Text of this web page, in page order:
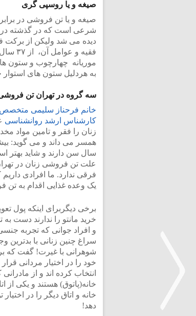
صیغه و یا روسپی گری
صیغه و یا تن فروشی در
شرعی است که در گذشته در
دیده می شد ولیکن از برکت
موریانه چهارچوب و ستون
به هردلیل ستون های استوار
سه گروه در تهران تن
خانم فرحناز سلیمی متخصص
کارشناس ارشد روانشناسی
زنان را فقر و تامین مواد
سال سن دارند و شاید بهتر
علت تن فروشی زنان در
فرقی ندارد. ما افرادی داریم
یک وعده غذایی اقدام به تن
برخی دیگربرای اینکه پول
خرید مانتو را ندارند دست
و افراد جوانی که تجربه
سراغ چنین زنانی با بدترین
شوهرانی با غیرت! گفت که
خود را در اختیار مردانی
انتخاب کرده اند و از
خانه(پاتوق) هستند و یکی از
خانه و اتاق دیگر را در
دهد!